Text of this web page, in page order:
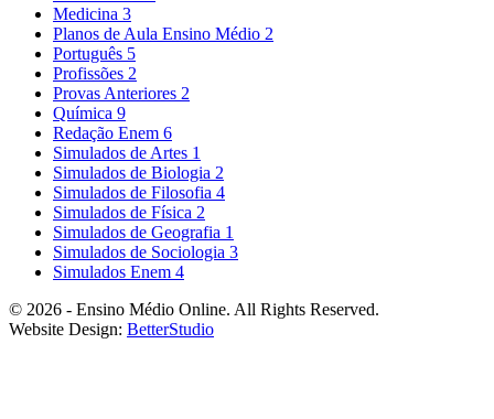
Medicina 3
Planos de Aula Ensino Médio 2
Português 5
Profissões 2
Provas Anteriores 2
Química 9
Redação Enem 6
Simulados de Artes 1
Simulados de Biologia 2
Simulados de Filosofia 4
Simulados de Física 2
Simulados de Geografia 1
Simulados de Sociologia 3
Simulados Enem 4
© 2026 - Ensino Médio Online. All Rights Reserved.
Website Design: BetterStudio